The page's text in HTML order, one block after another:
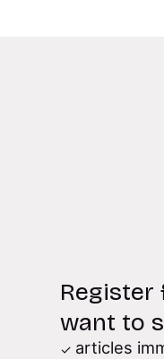
Register
want to
articles